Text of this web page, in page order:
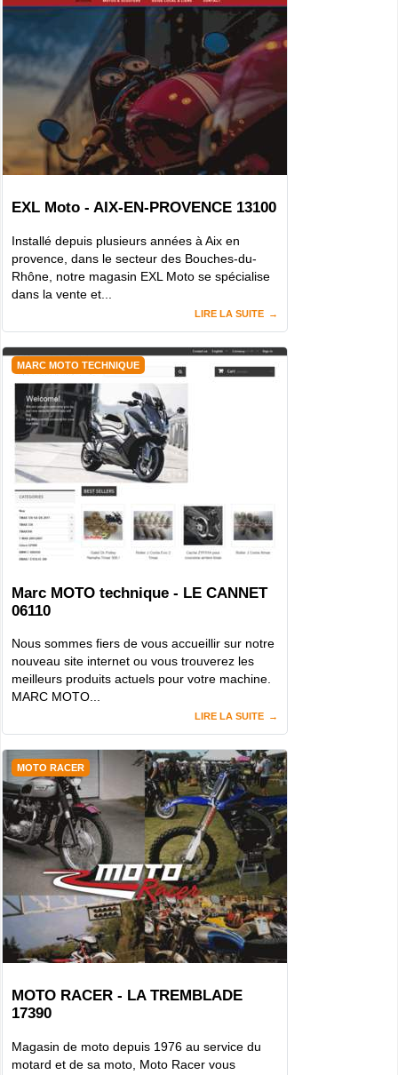
EXL Moto - AIX-EN-PROVENCE 13100
Installé depuis plusieurs années à Aix en
provence, dans le secteur des Bouches-du-
Rhône, notre magasin EXL Moto se spécialise
dans la vente et...
LIRE LA SUITE
MARC MOTO TECHNIQUE
Marc MOTO technique - LE CANNET
06110
Nous sommes fiers de vous accueillir sur notre
nouveau site internet ou vous trouverez les
meilleurs produits actuels pour votre machine.
MARC MOTO...
LIRE LA SUITE
MOTO RACER
MOTO RACER - LA TREMBLADE
17390
Magasin de moto depuis 1976 au service du
motard et de sa moto, Moto Racer vous